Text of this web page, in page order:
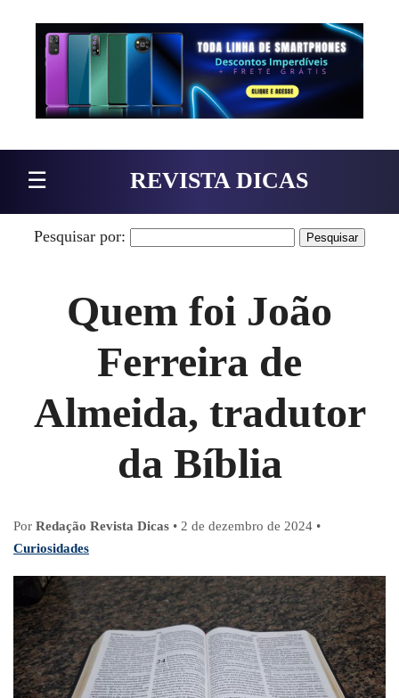
Pular para o conteúdo
☰ REVISTA DICAS
Pesquisar por:
Quem foi João
Ferreira de
Almeida, tradutor
da Bíblia
Por Redação Revista Dicas • 2 de dezembro de 2024 •
Curiosidades